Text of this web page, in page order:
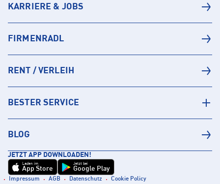
KARRIERE & JOBS
FIRMENRADL
RENT / VERLEIH
BESTER SERVICE
BLOG
JETZT APP DOWNLOADEN!
Laden im
App Store
Jetzt bei
Google Play
Impressum AGB Datenschutz Cookie Policy